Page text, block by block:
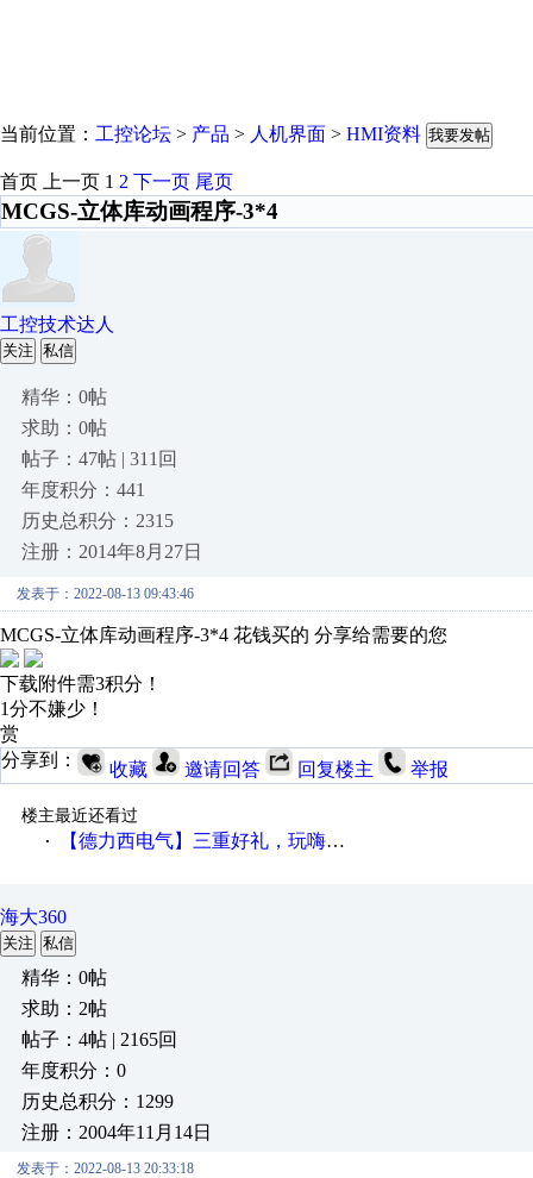
当前位置： 工控论坛 > 产品 > 人机界面 > HMI资料 我要发帖
首页 上一页 1 2 下一页 尾页
MCGS-立体库动画程序-3*4
工控技术达人
关注 私信
精华：0帖
求助：0帖
帖子：47帖 | 311回
年度积分：441
历史总积分：2315
注册：2014年8月27日
发表于：2022-08-13 09:43:46
MCGS-立体库动画程序-3*4 花钱买的 分享给需要的您
下载附件需3积分！
1分不嫌少！
赏
分享到：
收藏 邀请回答 回复楼主 举报
楼主最近还看过
·
【德力西电气】三重好礼，玩嗨夏日！
海大360
关注 私信
精华：0帖
求助：2帖
帖子：4帖 | 2165回
年度积分：0
历史总积分：1299
注册：2004年11月14日
发表于：2022-08-13 20:33:18